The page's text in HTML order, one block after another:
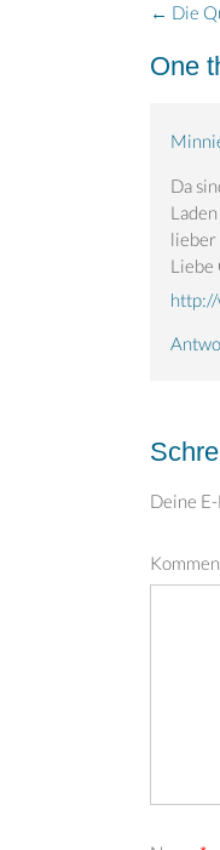
Post
← Die
One
Da
lieber
Liebe
Deine